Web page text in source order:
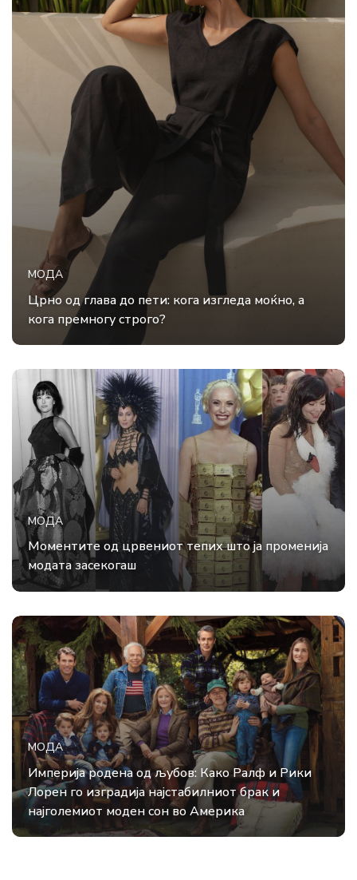
МОДА
Црно од глава до пети: кога изгледа моќно, а
кога премногу строго?
МОДА
Моментите од црвениот тепих што ја променија
модата засекогаш
МОДА
Империја родена од љубов: Како Ралф и Рики
Лорен го изградија најстабилниот брак и
најголемиот моден сон во Америка